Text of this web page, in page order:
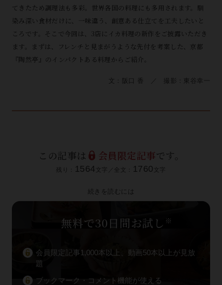
てきたため調理法も多彩。世界各国の料理にも多用されます。馴
染み深い食材だけに、一味違う、創意ある仕立てを工夫したいと
ころです。そこで今回は、3店にイカ料理の新作をご披露いただき
ます。まずは、フレンチと見まがうような先付を考案した、京都
『陶然亭』のインパクトある料理からご紹介。
文：阪口 香 ／ 撮影：東谷幸一
この記事は 会員限定記事です。
残り： 1564 文字／全文： 1760 文字
続きを読むには
無料で30日間お試し ※
会員限定記事1,000本以上、動画50本以上が見放
題
ブックマーク・コメント機能が使える